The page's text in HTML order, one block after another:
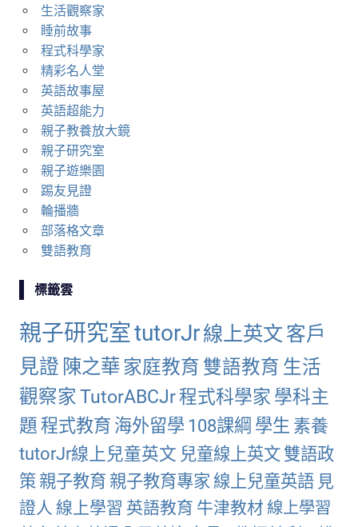
生活觀察家
睡前故事
程式科學家
精彩名人堂
英語故事屋
英語超能力
親子教養放大鏡
親子研究室
親子遊樂園
踢友見證
輪播牆
部落格文章
雙語教育
標籤雲
親子研究室tutorJr線上英文 客戶
見證 陳之華 家庭教育 雙語教育 生活
觀察家 TutorABCJr程式科學家 學科主
題程式教育 海外留學 108課綱 學生 素養
tutorJr線上兒童英文 兒童線上英文 雙語政
策 親子教育 親子教育專家 線上兒童英語 見
證人 線上學習 英語教育 牛津教材 線上學習